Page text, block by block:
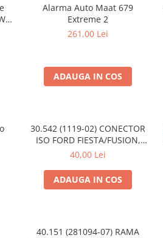
Alarma Auto Maat 679
Extreme 2
261,00 Lei
ADAUGA IN COS
30.542 (1119-02) CONECTOR
ISO FORD FIESTA/FUSION,
2002-2005
40,00 Lei
ADAUGA IN COS
40.151 (281094-07) RAMA